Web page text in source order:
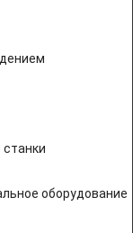
оборудование